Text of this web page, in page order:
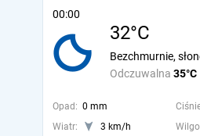
00:00
32°C
Odczuwalna 35°C
Bezchmurnie,
Opad: 0 mm
Wiatr:
3 km/h